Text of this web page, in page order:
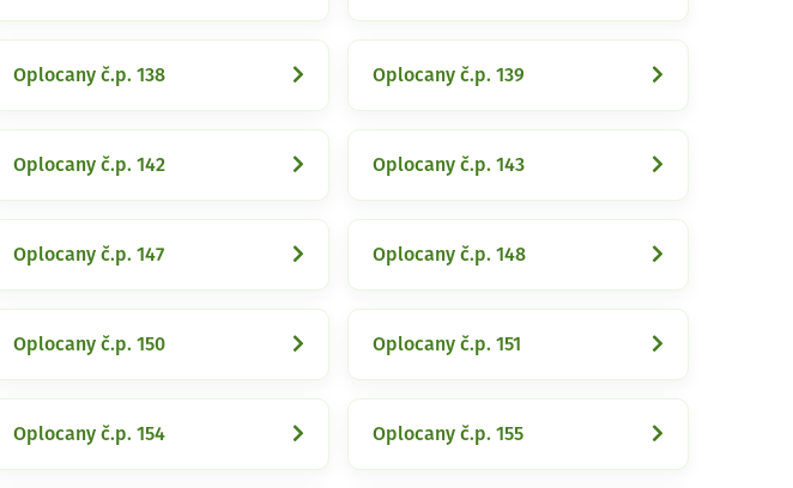
Oplocany č.p. 138 Oplocany č.p. 139
Oplocany č.p. 142 Oplocany č.p. 143
Oplocany č.p. 147 Oplocany č.p. 148
Oplocany č.p. 150 Oplocany č.p. 151
Oplocany č.p. 154 Oplocany č.p. 155